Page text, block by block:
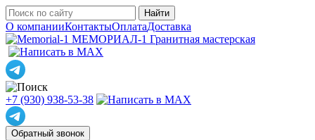
О компанииКонтактыОплатаДоставка
МЕМОРИАЛ-1 Гранитная мастерская
+7 (930) 938-53-38
Обратный звонок